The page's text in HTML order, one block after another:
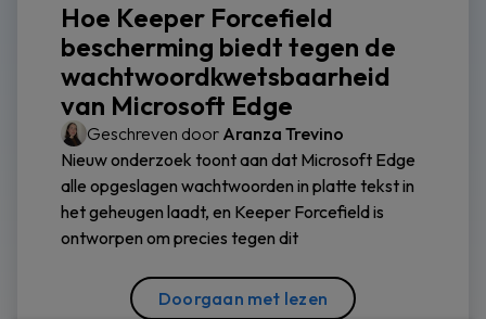
Hoe Keeper Forcefield
bescherming biedt tegen de
wachtwoordkwetsbaarheid
van Microsoft Edge
Geschreven door Aranza Trevino
Nieuw onderzoek toont aan dat Microsoft Edge
alle opgeslagen wachtwoorden in platte tekst in
het geheugen laadt, en Keeper Forcefield is
ontworpen om precies tegen dit
Doorgaan met lezen